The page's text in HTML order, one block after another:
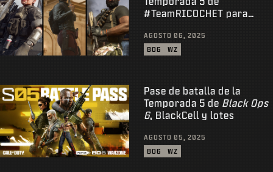
#TeamRICOCHET para
AGOSTO 06, 2025
BO6
WZ
Pase de batalla de la
Temporada 5 de Black Ops
6, BlackCell y lotes
AGOSTO 05, 2025
BO6
WZ